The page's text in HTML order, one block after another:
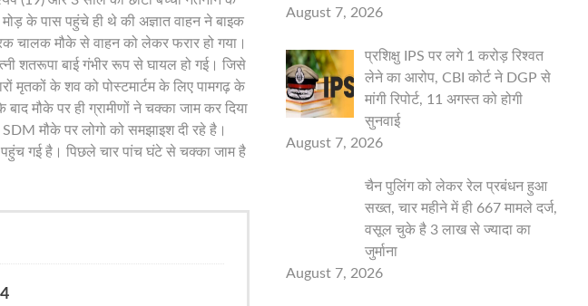
के पास पहुंचे ही थे की अज्ञात वाहन ने बाइक
चालक मौके से वाहन को लेकर फरार हो गया।
शतरूपा बाई गंभीर रूप से घायल हो गई। जिसे
मृतकों के शव को पोस्टमार्टम के लिए पामगढ़ के
मौके पर ही ग्रामीणों ने चक्का जाम कर दिया
मौके पर लोगो को समझाइश दी रहे है।
गई है। पिछले चार पांच घंटे से चक्का जाम है
August 7, 2026
प्रशिक्षु IPS पर लगे 1 करोड़ रिश्वत
लेने का आरोप, CBI कोर्ट ने DGP से
मांगी रिपोर्ट, 11 अगस्त को होगी
सुनवाई
August 7, 2026
चैन पुलिंग को लेकर रेल प्रबंधन हुआ
सख्त, चार महीने में ही 667 मामले दर्ज,
वसूल चुके है 3 लाख से ज्यादा का
जुर्माना
August 7, 2026